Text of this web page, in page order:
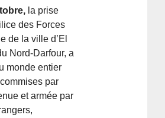
la prise
des Forces
de la ville d’El
Nord-Darfour, a
monde entier
par
et armée par